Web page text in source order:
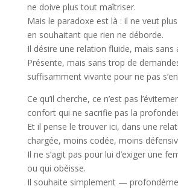
ne doive plus tout maîtriser.
Mais le paradoxe est là : il ne veut
en souhaitant que rien ne déborde.
Il désire une relation fluide, mais sans
Présente, mais sans trop de
suffisamment vivante pour ne pas
Ce qu’il cherche, ce n’est pas
confort qui ne sacrifie pas la
Et il pense le trouver ici, dans une
chargée, moins codée, moins
Il ne s’agit pas pour lui d’exiger une
ou qui obéisse.
Il souhaite simplement —